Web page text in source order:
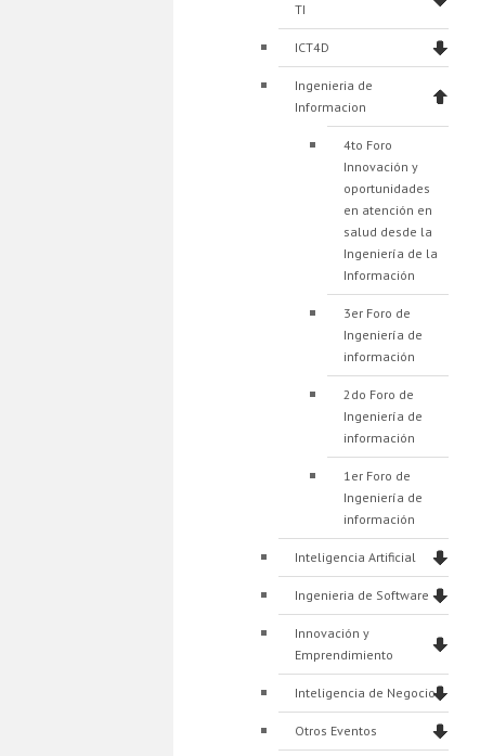
TI
ICT4D
Ingenieria de
Informacion
4to Foro
Innovación y
oportunidades
en atención en
salud desde la
Ingeniería de la
Información
3er Foro de
Ingeniería de
información
2do Foro de
Ingeniería de
información
1er Foro de
Ingeniería de
información
Inteligencia Artificial
Ingenieria de Software
Innovación y
Emprendimiento
Inteligencia de Negocios
Otros Eventos